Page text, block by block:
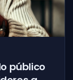
público